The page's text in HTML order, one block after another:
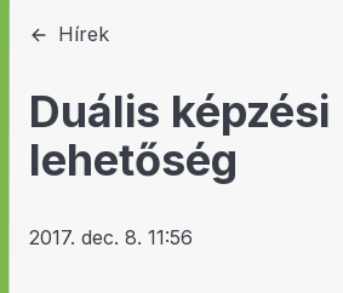
Hírek
Duális képzési
lehetőség
2017. dec. 8. 11:56